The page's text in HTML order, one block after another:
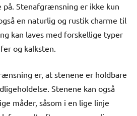
Stenafgrænsning er ikke kun
en naturlig og rustik charme til
kan laves med forskellige typer
og kalksten.
er, at stenene er holdbare
Stenene kan også
måder, såsom i en lige linje